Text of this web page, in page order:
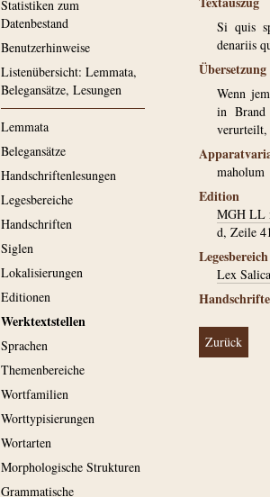
Statistiken zum
Datenbestand
Benutzerhinweise
Listenübersicht: Lemmata,
Belegansätze, Lesungen
Lemmata
Belegansätze
Handschriftenlesungen
Legesbereiche
Handschriften
Siglen
Lokalisierungen
Editionen
Werktextstellen
Sprachen
Themenbereiche
Wortfamilien
Worttypisierungen
Wortarten
Morphologische Strukturen
Grammatische
Si quis
denariis
Übersetzung
Wenn
in Brand
verurteilt,
maholum
Edition
MGH LL
d, Zeile
Legesbereich
Lex
Zurück